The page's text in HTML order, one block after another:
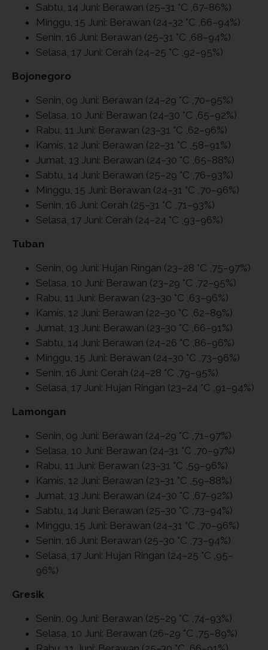
Sabtu, 14 Juni: Berawan (25–31 °C ,67–86%)
Minggu, 15 Juni: Berawan (24–32 °C ,66–94%)
Senin, 16 Juni: Berawan (25–31 °C ,68–94%)
Selasa, 17 Juni: Cerah (24–25 °C ,92–95%)
Bojonegoro
Senin, 09 Juni: Berawan (24–29 °C ,70–95%)
Selasa, 10 Juni: Berawan (24–30 °C ,65–92%)
Rabu, 11 Juni: Berawan (23–31 °C ,62–96%)
Kamis, 12 Juni: Berawan (22–31 °C ,58–91%)
Jumat, 13 Juni: Berawan (24–30 °C ,65–88%)
Sabtu, 14 Juni: Berawan (25–29 °C ,76–93%)
Minggu, 15 Juni: Berawan (24–31 °C ,70–96%)
Senin, 16 Juni: Cerah (25–31 °C ,71–93%)
Selasa, 17 Juni: Cerah (24–24 °C ,93–96%)
Tuban
Senin, 09 Juni: Hujan Ringan (23–28 °C ,75–97%)
Selasa, 10 Juni: Berawan (23–29 °C ,72–95%)
Rabu, 11 Juni: Berawan (23–30 °C ,63–96%)
Kamis, 12 Juni: Berawan (22–30 °C ,62–89%)
Jumat, 13 Juni: Berawan (23–30 °C ,66–91%)
Sabtu, 14 Juni: Berawan (24–26 °C ,86–96%)
Minggu, 15 Juni: Berawan (24–30 °C ,73–96%)
Senin, 16 Juni: Cerah (24–28 °C ,79–95%)
Selasa, 17 Juni: Hujan Ringan (23–24 °C ,91–94%)
Lamongan
Senin, 09 Juni: Berawan (24–29 °C ,71–97%)
Selasa, 10 Juni: Berawan (24–31 °C ,70–97%)
Rabu, 11 Juni: Berawan (23–31 °C ,59–96%)
Kamis, 12 Juni: Berawan (23–31 °C ,59–88%)
Jumat, 13 Juni: Berawan (24–30 °C ,67–92%)
Sabtu, 14 Juni: Berawan (25–30 °C ,73–94%)
Minggu, 15 Juni: Berawan (24–31 °C ,70–96%)
Senin, 16 Juni: Berawan (25–30 °C ,73–94%)
Selasa, 17 Juni: Hujan Ringan (24–25 °C ,95–
96%)
Gresik
Senin, 09 Juni: Berawan (25–29 °C ,74–93%)
Selasa, 10 Juni: Berawan (26–29 °C ,75–89%)